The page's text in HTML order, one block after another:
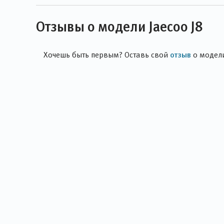
Отзывы о модели Jaecoo J8
Хочешь быть первым? Оставь свой отзыв о